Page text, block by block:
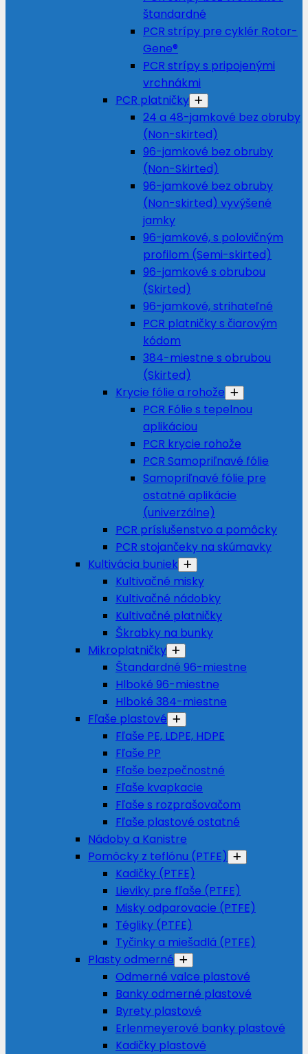
štandardné
PCR strípy pre cyklér Rotor-
Gene®
PCR strípy s pripojenými
vrchnákmi
PCR platničky
24 a 48-jamkové bez obruby
(Non-skirted)
96-jamkové bez obruby
(Non-Skirted)
96-jamkové bez obruby
(Non-skirted) vyvýšené
jamky
96-jamkové, s polovičným
profilom (Semi-skirted)
96-jamkové s obrubou
(Skirted)
96-jamkové, strihateľné
PCR platničky s čiarovým
kódom
384-miestne s obrubou
(Skirted)
Krycie fólie a rohože
PCR Fólie s tepelnou
aplikáciou
PCR krycie rohože
PCR Samopriľnavé fólie
Samopriľnavé fólie pre
ostatné aplikácie
(univerzálne)
PCR príslušenstvo a pomôcky
PCR stojančeky na skúmavky
Kultivácia buniek
Kultivačné misky
Kultivačné nádobky
Kultivačné platničky
Škrabky na bunky
Mikroplatničky
Štandardné 96-miestne
Hlboké 96-miestne
Hlboké 384-miestne
Fľaše plastové
Fľaše PE, LDPE, HDPE
Fľaše PP
Fľaše bezpečnostné
Fľaše kvapkacie
Fľaše s rozprašovačom
Fľaše plastové ostatné
Nádoby a Kanistre
Pomôcky z teflónu (PTFE)
Kadičky (PTFE)
Lieviky pre fľaše (PTFE)
Misky odparovacie (PTFE)
Tégliky (PTFE)
Tyčinky a miešadlá (PTFE)
Plasty odmerné
Odmerné valce plastové
Banky odmerné plastové
Byrety plastové
Erlenmeyerové banky plastové
Kadičky plastové